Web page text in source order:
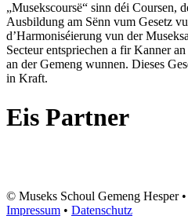
„Musekscoursë“ sinn déi Coursen,
Ausbildung am Sënn vum Gesetz
d’Harmoniséierung vun der
Secteur entspriechen a fir Kanner
an der Gemeng wunnen. Dieses
in Kraft.
Eis Partner
© Museks Schoul Gemeng Hesper
Impressum • Datenschutz